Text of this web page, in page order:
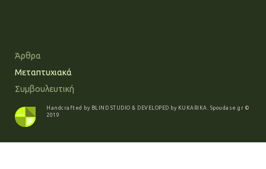
Άρθρα
Μεταπτυχιακά
Συμβουλευτική
Handcrafted by BLIND STUDIO & DEVELOPED by KUKARIKA. Spoudase.gr ©
2019